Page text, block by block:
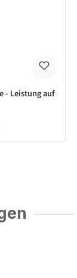
- Leistung auf